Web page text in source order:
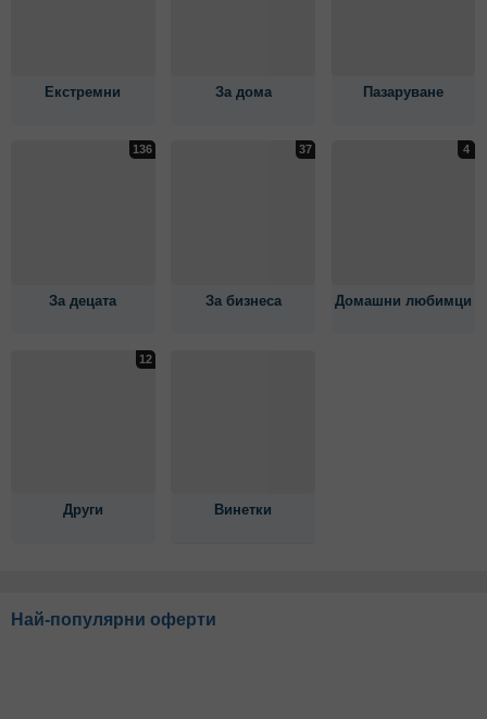
Екстремни За дома Пазаруване
За децата За бизнеса Домашни любимци
Други Винетки
Най-популярни оферти